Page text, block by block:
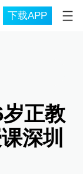
下载APP
正教
深圳